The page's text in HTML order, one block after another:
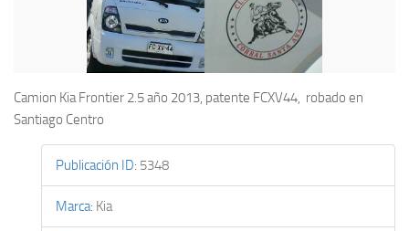
Camion Kia Frontier 2.5 año 2013, patente FCXV44, robado en
Santiago Centro
Publicación ID: 5348
Marca: Kia